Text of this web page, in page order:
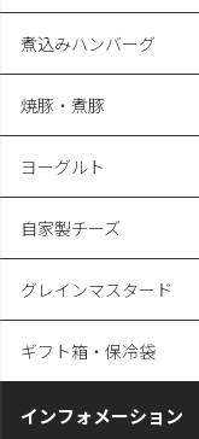
煮込みハンバーグ
焼豚・煮豚
ヨーグルト
自家製チーズ
グレインマスタード
ギフト箱・保冷袋
インフォメーション